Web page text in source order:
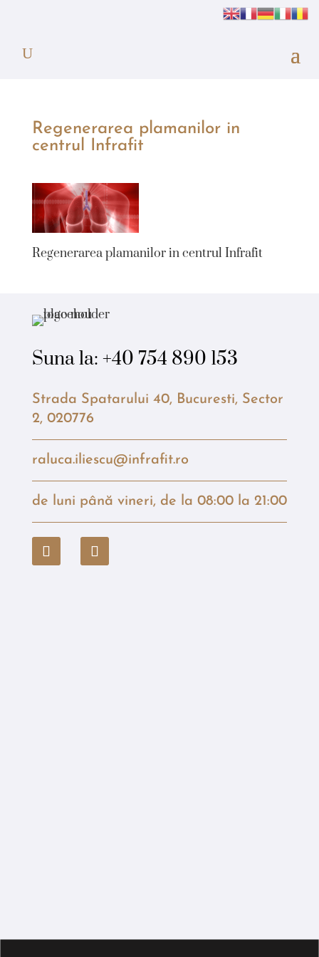
Regenerarea plamanilor in
centrul Infrafit
Regenerarea plamanilor in centrul Infrafit
Suna la: +40 754 890 153
Strada Spatarului 40, Bucuresti, Sector
2, 020776
raluca.iliescu@infrafit.ro
de luni până vineri, de la 08:00 la 21:00